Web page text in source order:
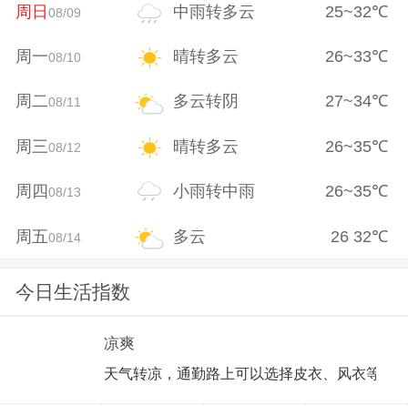
周日08/09 中雨转多云 25~32℃
周一08/10 晴转多云 26~33℃
周二08/11 多云转阴 27~34℃
周三08/12 晴转多云 26~35℃
周四08/13 小雨转中雨 26~35℃
周五08/14 多云 26 32℃
今日生活指数
凉爽
天气转凉，通勤路上可以选择皮衣、风衣等防